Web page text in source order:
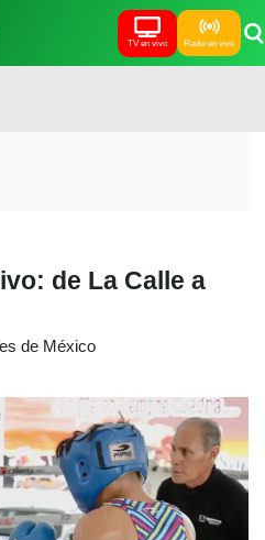
TV en vivo Radio en vivo
de La Calle a
de México